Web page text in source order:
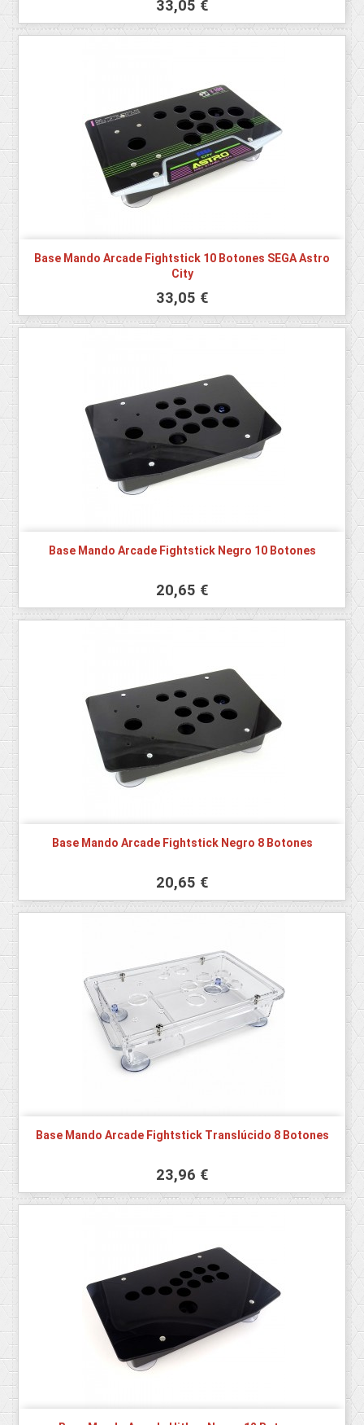
33,05 €
Base Mando Arcade Fightstick 10 Botones SEGA Astro
City
33,05 €
Base Mando Arcade Fightstick Negro 10 Botones
20,65 €
Base Mando Arcade Fightstick Negro 8 Botones
20,65 €
Base Mando Arcade Fightstick Translúcido 8 Botones
23,96 €